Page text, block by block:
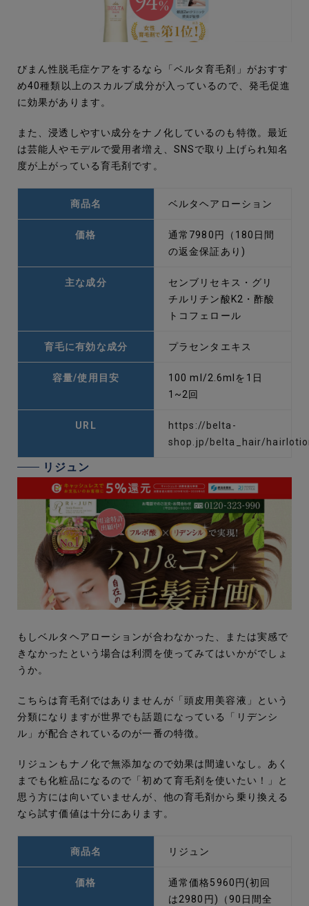
びまん性脱毛症ケアをするなら「ベルタ育毛剤」がおすす
め40種類以上のスカルプ成分が入っているので、発毛促進
に効果があります。
また、浸透しやすい成分をナノ化しているのも特徴。最近
は芸能人やモデルで愛用者増え、SNSで取り上げられ知名
度が上がっている育毛剤です。
商品名 ベルタヘアローション
価格
通常7980円（180日間
の返金保証あり)
主な成分
センブリセキス・グリ
チルリチン酸K2・酢酸
トコフェロール
育毛に有効な成分 プラセンタエキス
容量/使用目安
100 ml/2.6mlを1日
1~2回
URL
https://belta-
shop.jp/belta_hair/
リジュン
もしベルタヘアローションが合わなかった、または実感で
きなかったという場合は利潤を使ってみてはいかがでしょ
うか。
こちらは育毛剤ではありませんが「頭皮用美容液」という
分類になりますが世界でも話題になっている「リデンシ
ル」が配合されているのが一番の特徴。
リジュンもナノ化で無添加なので効果は間違いなし。あく
までも化粧品になるので「初めて育毛剤を使いたい！」と
思う方には向いていませんが、他の育毛剤から乗り換える
なら試す価値は十分にあります。
商品名 リジュン
価格
通常価格5960円(初回
は2980円)（90日間全